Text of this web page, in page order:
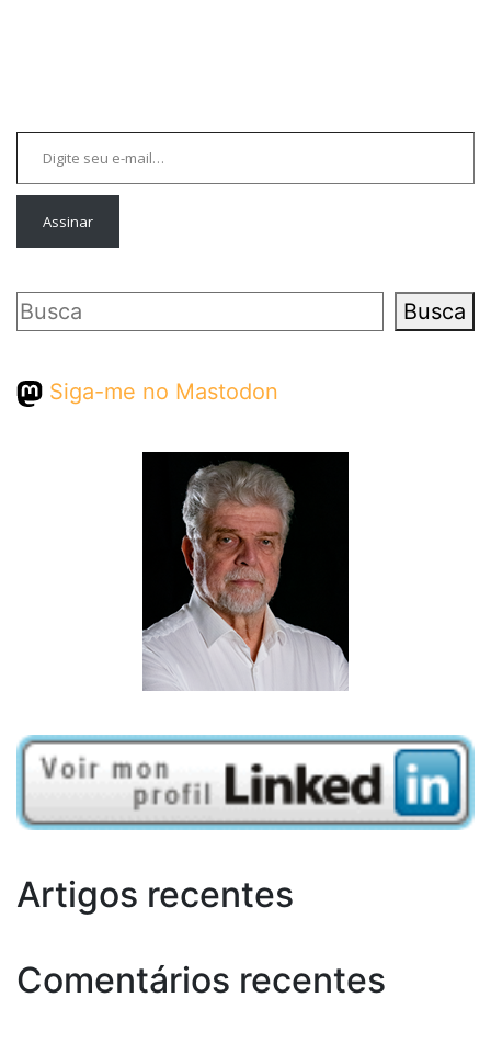
Digite seu e-mail…
Assinar
Pesquisar Busca
Siga-me no Mastodon
Artigos recentes
Comentários recentes